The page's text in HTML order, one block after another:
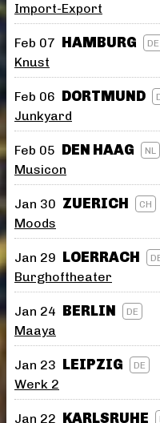
Import-Export
Feb 07 DE
HAMBURG
Knust
Feb 06 DORTMUND
Junkyard
Feb 05 NL
DEN HAAG
Musicon
Jan 30 CH
ZUERICH
Moods
Jan 29 LOERRACH
Burghoftheater
Jan 24 DE
BERLIN
Maaya
Jan 23 DE
LEIPZIG
Werk 2
Jan 22 KARLSRUHE